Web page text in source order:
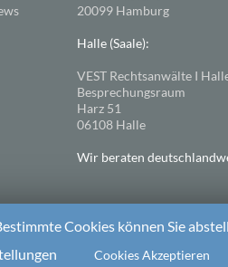
20099 Hamburg
Halle (Saale):
VEST Rechtsanwälte I
Besprechungsraum
Harz 51
06108 Halle
Wir beraten
Cookies können Sie
Cookies Akzeptieren